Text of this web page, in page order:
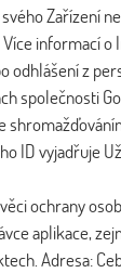
Zařízení
informací o
odhlášení z
společnosti
ID vyjadřuje
ochrany
aplikace,
Adresa: